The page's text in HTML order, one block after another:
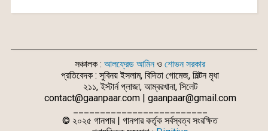
সঞ্চালক : আলফ্রেড আমিনও শোভন সরকার
প্রতিবেদক : সুবিনয় ইসলাম, বিদিতা গোমেজ, মিল্টন মৃধা
২১১, ইস্টার্ন প্লাজা, আম্বরখানা, সিলেট
contact@gaanpaar.com | gaanpaar@gmail.com
© ২০২৫ গানপার | গানপার কর্তৃক সর্বস্বত্ব সংরক্ষিত